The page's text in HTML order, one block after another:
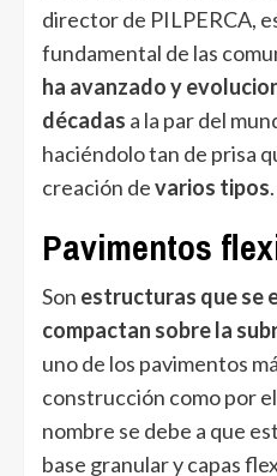
director de PILPERCA,
fundamental de las
ha avanzado y
décadas a la par del
haciéndolo tan de prisa
creación devarios tipos
Pavimentos
Son estructuras que se
compactan sobre la
uno de los pavimentos
construcción como por
nombre se debe a que
base granular y capas